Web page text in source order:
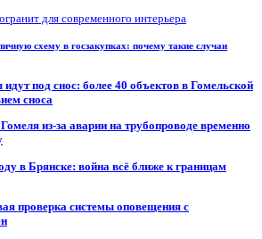
для современного интерьера
схему в госзакупках: почему такие случаи
под снос: более 40 объектов в Гомельской
сноса
из-за аварии на трубопроводе временно
в Брянске: война всё ближе к границам
проверка системы оповещения с